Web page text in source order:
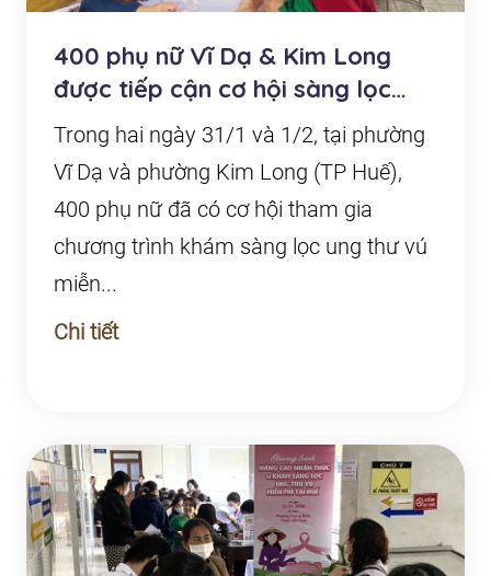
400 phụ nữ Vĩ Dạ & Kim Long
được tiếp cận cơ hội sàng lọc
ung thư vú miễn p...
Trong hai ngày 31/1 và 1/2, tại phường
Vĩ Dạ và phường Kim Long (TP Huế),
400 phụ nữ đã có cơ hội tham gia
chương trình khám sàng lọc ung thư vú
miễn...
Chi tiết